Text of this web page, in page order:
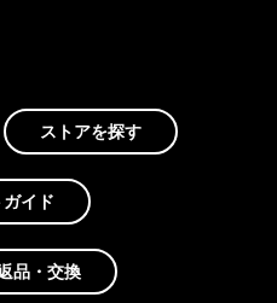
ストアを探す
イド
品・交換